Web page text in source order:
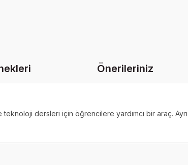
Önerileriniz
dersleri için öğrencilere yardımcı bir araç.